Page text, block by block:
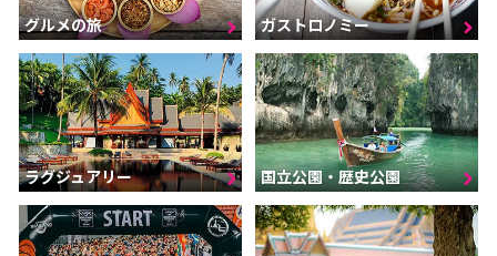
パッターニー
パッタルン
ラノーン
サトゥーン
ソンクラー
スラーターニー
ヤラー
グルメの旅 ガストロノミー
ラグジュアリー 国立公園・歴史公園